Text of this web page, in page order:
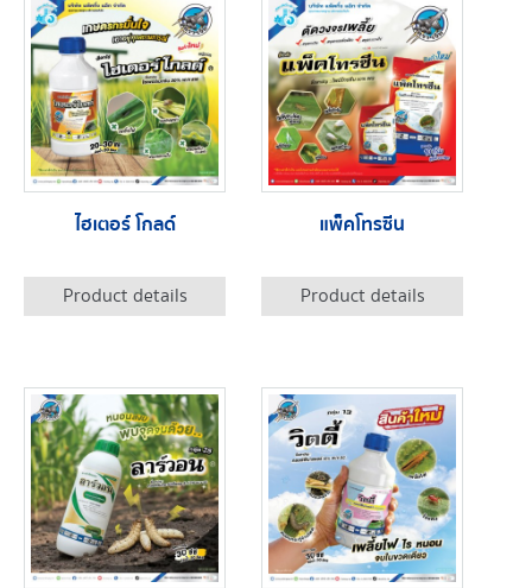
ไฮเตอร์ โกลด์
Product details
แพ็คโทรซีน
Product details